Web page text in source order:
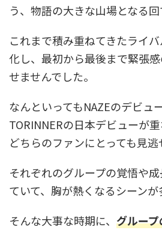
う、物語の大きな山場となる回
これまで積み重ねてきたライ
化し、最初から最後まで緊張
せませんでした。
なんといってもNAZEのデビュ
TORINNERの日本デビューが重
どちらのファンにとっても見逃
それぞれのグループの覚悟や
ていて、胸が熱くなるシーンが
そんな大事な時期に、 グルー